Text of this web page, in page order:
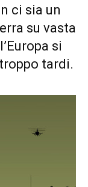
ci sia un
su vasta
si
tardi.